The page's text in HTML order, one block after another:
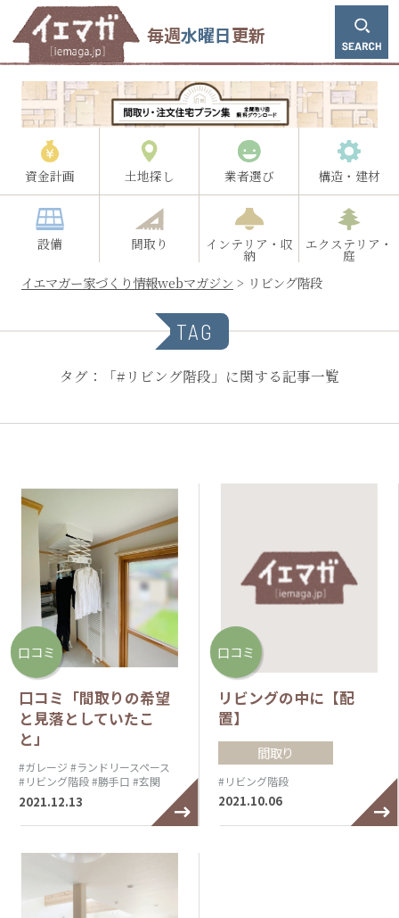
毎週水曜日更新
資金計画 土地探し 業者選び 構造・建材
設備 間取り インテリア・収
納
エクステリア・
庭
イエマガー家づくり情報webマガジン > リビング階段
TAG
タグ：「#リビング階段」に関する記事一覧
口コミ
口コミ「間取りの希望
と見落としていたこ
と」
#ガレージ #ランドリースペース
#リビング階段#勝手口 #玄関
2021.12.13
口コミ
リビングの中に【配
置】
間取り
#リビング階段
2021.10.06